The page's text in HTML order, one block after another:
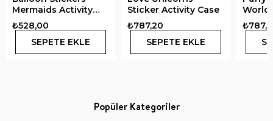
Mermaids Activity
Book
₺528,00
SEPETE EKLE
Sticker Activity Case
₺787,20
SEPETE EKLE
World
Popüler Kategoriler